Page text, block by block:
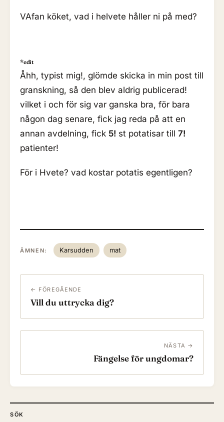
VAfan köket, vad i helvete håller ni på med?
*edit
Åhh, typist mig!, glömde skicka in min post till
granskning, så den blev aldrig publicerad!
vilket i och för sig var ganska bra, för bara
någon dag senare, fick jag reda på att en
annan avdelning, fick 5! st potatisar till 7!
patienter!
För i Hvete? vad kostar potatis egentligen?
ÄMNEN: Karsudden mat
← FÖREGÅENDE
Vill du uttrycka dig?
NÄSTA →
Fängelse för ungdomar?
SÖK